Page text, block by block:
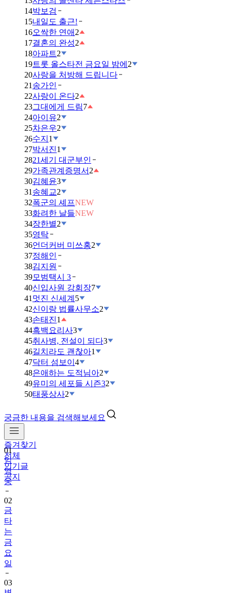
14박보검
15내일도 출근!
16오싹한 연애 2
17결혼의 완성2
18아파트2
19트롯 올스타전 금요일 밤에 2
20사랑을 처방해 드립니다
21 송가인
22사랑이 온다2
23그대에게 드림7
24아이유2
25차은우2
26수지 1
27박서진1
2821세기 대군부인
29가족관계증명서 2
30김혜윤3
31 송혜교2
32폭군의 셰프NEW
33화려한 날들NEW
34장한별2
35영탁
36언더커버 미쓰홍2
37정해인
38김지원
39모범택시 3
40신입사원 강회장7
41 멋진 신세계 5
42신이랑 법률사무소2
43손태진1
44흑백요리사3
45취사병, 전설이 되다3
46길치라도 괜찮아1
47닥터 섬보이 4
48은애하는 도적님아2
49유미의 세포들 시즌32
50태풍상사2
궁금한 내용을 검색해보세요
즐겨찾기
전체
인기글
공지
01
임
영
웅
02
금
타
는
금
요
일
03